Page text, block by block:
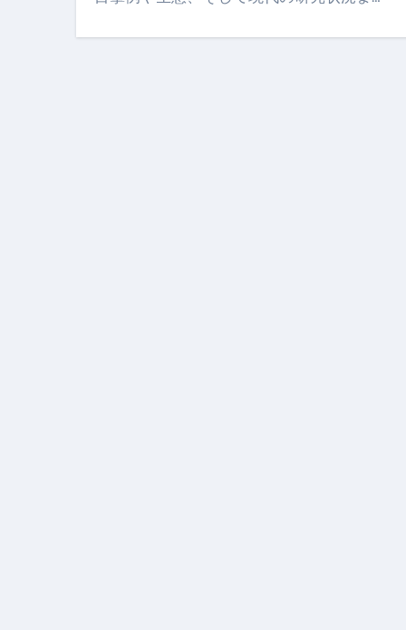
アーモンドを毎日食べたらど
【ひろゆき】借金1億円あり
ムームードメイン 2月のおす
FRONTIER スーパーセール
なくす不安と消える恐怖をゼ